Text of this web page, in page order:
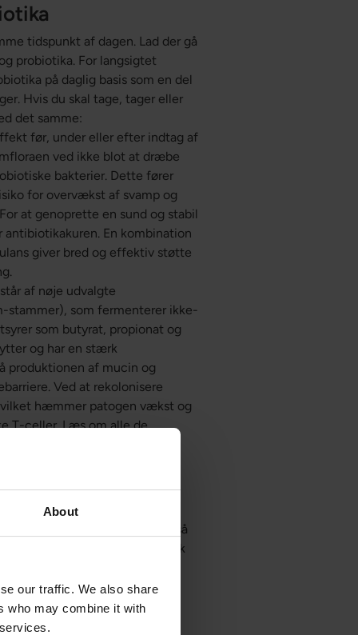
About
our traffic. We also share
who may combine it with
tidspunkt af dagen. Lad der gå
probiotika. For langsigtet
på daglig basis som en del
Hvis du skal tage, tager eller
det samme:
før, under eller efter indtag af
ved ikke blot at dræbe
bakterier. Dette fører
for overvækst af svamp og
at genoprette en sund og stabil
En kombination
giver bred og effektiv støtte
af nøje udvalgte
som fermenterer ikke-
som butyrat, propionat og
og har en stærk
produktionen af mucin og
Ved at rekolonisere
hæmmer patogen vækst og
T-celler. Læs om alle de
gennem flere mekanismer.
Clostridium difficile og
S. boulardii udskiller også
produktionen af sekretorisk
tarmens barrierefunktion.
værdifuld til at genoprette
ægte Lynside®